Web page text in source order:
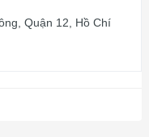
Quận 12, Hồ Chí